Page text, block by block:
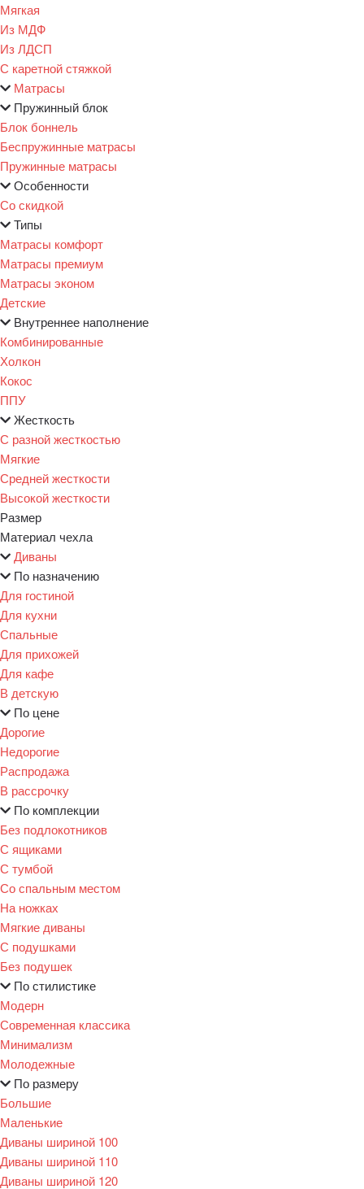
Мягкая
Из МДФ
Из ЛДСП
С каретной стяжкой
Матрасы
Пружинный блок
Блок боннель
Беспружинные матрасы
Пружинные матрасы
Особенности
Со скидкой
Типы
Матрасы комфорт
Матрасы премиум
Матрасы эконом
Детские
Внутреннее наполнение
Комбинированные
Холкон
Кокос
ППУ
Жесткость
С разной жесткостью
Мягкие
Средней жесткости
Высокой жесткости
Размер
Материал чехла
Диваны
По назначению
Для гостиной
Для кухни
Спальные
Для прихожей
Для кафе
В детскую
По цене
Дорогие
Недорогие
Распродажа
В рассрочку
По комплекции
Без подлокотников
С ящиками
С тумбой
Со спальным местом
На ножках
Мягкие диваны
С подушками
Без подушек
По стилистике
Модерн
Современная классика
Минимализм
Молодежные
По размеру
Большие
Маленькие
Диваны шириной 100
Диваны шириной 110
Диваны шириной 120